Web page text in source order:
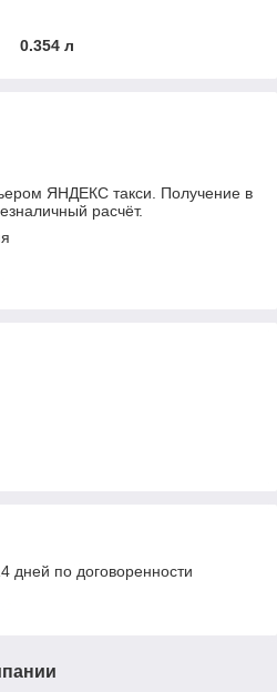
0.354 л
ЯНДЕКС такси. Получение в
расчёт.
дней по договоренности